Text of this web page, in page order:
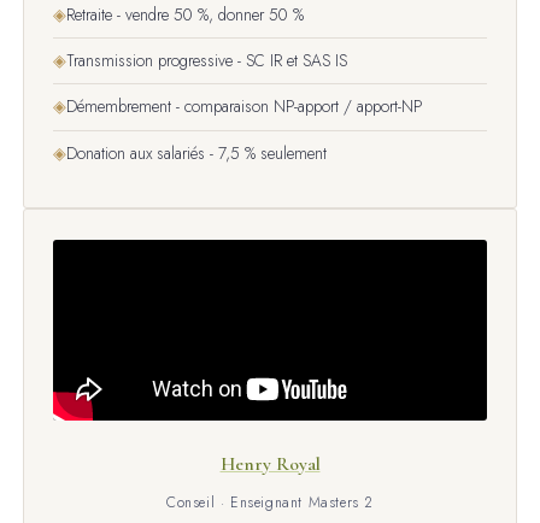
◈Retraite - vendre 50 %, donner 50 %
◈Transmission progressive - SC IR et SAS IS
◈Démembrement - comparaison NP-apport / apport-NP
◈Donation aux salariés - 7,5 % seulement
Henry Royal
Conseil · Enseignant Masters 2